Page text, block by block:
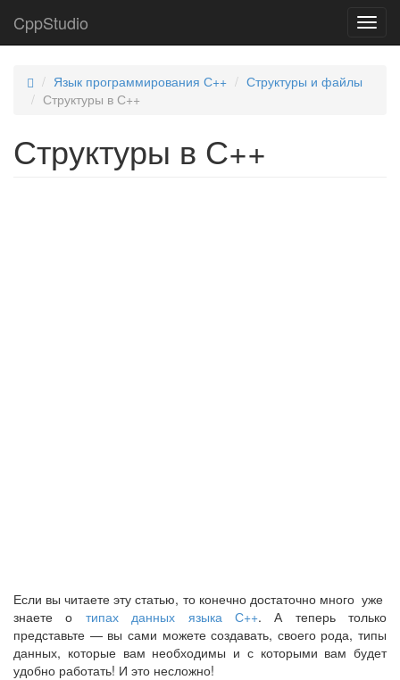
CppStudio
Язык программирования С++
Структуры и файлы
Структуры в С++
Структуры в С++
Если вы читаете эту статью, то конечно достаточно много уже
знаете о типах данных языка С++. А теперь только
представьте — вы сами можете создавать, своего рода, типы
данных, которые вам необходимы и с которыми вам будет
удобно работать! И это несложно!